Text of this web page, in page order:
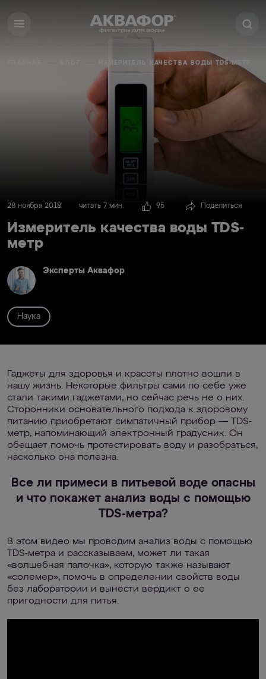
ИЗМЕРИТЕЛЬ КАЧЕСТВА ВОДЫ TDS-МЕТР
28 ноября 2018 читать 7 мин. 95 Поделиться
Измеритель качества воды TDS-
метр
Эксперты Аквафор
Наука
Гаджеты для здоровья и красоты плотно вошли в
нашу жизнь. Некоторые фильтры сами по себе уже
стали такими гаджетами, но сейчас речь не о них.
Сторонники основательного подхода к здоровому
питанию приобретают симпатичный прибор — TDS-
метр, напоминающий электронный градусник. Он
обещает помочь протестировать воду и разобраться,
насколько она полезна.
Все ли примеси в питьевой воде опасны
и что покажет анализ воды с помощью
TDS-метра?
В этом видео мы проводим анализ воды с помощью
TDS-метра и рассказываем, может ли такая
«волшебная палочка», которую также называют
«солемер», помочь в определении свойств воды
без лаборатории и вынести вердикт о ее
пригодности для питья.